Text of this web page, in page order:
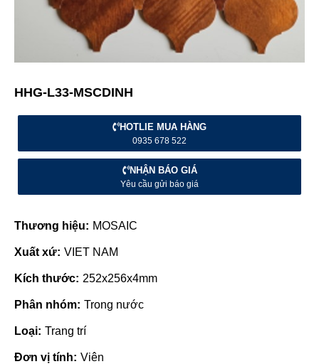
HHG-L33-MSCDINH
HOTLIE MUA HÀNG
0935 678 522
NHẬN BÁO GIÁ
Yêu cầu gửi báo giá
Thương hiệu: MOSAIC
Xuất xứ: VIET NAM
Kích thước: 252x256x4mm
Phân nhóm: Trong nước
Loại: Trang trí
Đơn vị tính: Viên